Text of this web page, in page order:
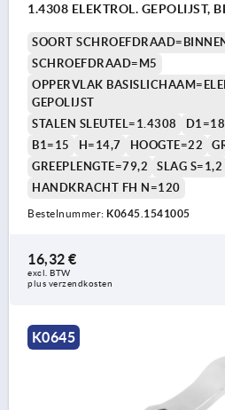
1.4308 ELEKTROL. GEPOLIJST,
SOORT
SCHROEFDRAAD=M5
OPPERVLAK
GEPOLIJST
STALEN SLEUTEL=1.4308
D1=18
B1=15
H=14,7 HOOGTE=22
GREEPLENGTE=79,2
SLAG S=1,2
HANDKRACHT FH N=120
Bestelnummer: K0645.1541005
16,32 €
excl. BTW
plus verzendkosten
K0645